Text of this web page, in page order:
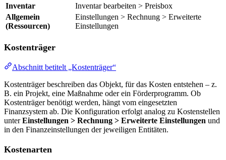
Inventar
Inventar bearbeiten > Preisbox
Allgemein
(Ressourcen)
Einstellungen > Rechnung > Erweiterte
Einstellungen
Kostenträger
Abschnitt betitelt „Kostenträger“
Kostenträger beschreiben das Objekt, für das Kosten entstehen – z.
B. ein Projekt, eine Maßnahme oder ein Förderprogramm. Ob
Kostenträger benötigt werden, hängt vom eingesetzten
Finanzsystem ab. Die Konfiguration erfolgt analog zu Kostenstellen
unterEinstellungen > Rechnung > Erweiterte Einstellungen und
in den Finanzeinstellungen der jeweiligen Entitäten.
Kostenarten